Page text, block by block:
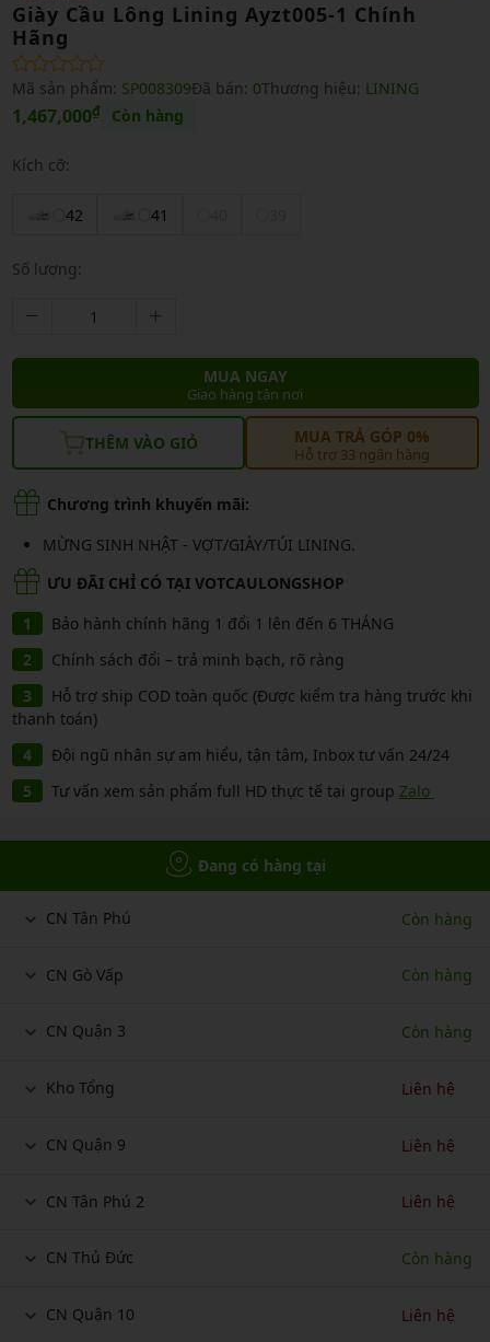
Giày Cầu Lông Lining Ayzt005-1 Chính
Hãng
Mã sản phẩm: SP008309Đã bán: 0Thương hiệu: LINING
1,467,000₫ Còn hàng
Kích cỡ:
42 41
Số lượng:
MUA NGAY
Giao hàng tận nơi
THÊM VÀO GIỎ MUA TRẢ GÓP 0%
Hỗ trợ 33 ngân hàng
Chương trình khuyến mãi:
MỪNG SINH NHẬT - VỢT/GIÀY/TÚI LINING.
ƯU ĐÃI CHỈ CÓ TẠI VOTCAULONGSHOP
Bảo hành chính hãng 1 đổi 1 lên đến 6 THÁNG
Chính sách đổi – trả minh bạch, rõ ràng
Hỗ trợ ship COD toàn quốc (Được kiểm tra hàng trước khi
thanh toán)
Đội ngũ nhân sự am hiểu, tận tâm, Inbox tư vấn 24/24
Tư vấn xem sản phẩm full HD thực tế tại group Zalo
Đang có hàng tại
CN Tân Phú Còn hàng
CN Gò Vấp Còn hàng
CN Quận 3 Còn hàng
Kho Tổng Liên hệ
CN Quận 9 Liên hệ
CN Tân Phú 2 Liên hệ
CN Thủ Đức Còn hàng
CN Quận 10 Liên hệ